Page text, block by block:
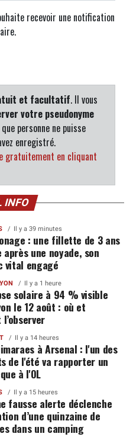
recevoir une notification
et facultatif. Il vous
votre pseudonyme
personne ne puisse
enregistré.
gratuitement en cliquant
INFO
Il y a 39 minutes
: une fillette de 3 ans
après une noyade, son
vital engagé
Il y a 1 heure
solaire à 94 % visible
le 12 août : où et
Il y a 14 heures
à Arsenal : l'un des
de l'été va rapporter un
à l'OL
Il y a 15 heures
fausse alerte déclenche
d’une quinzaine de
dans un camping